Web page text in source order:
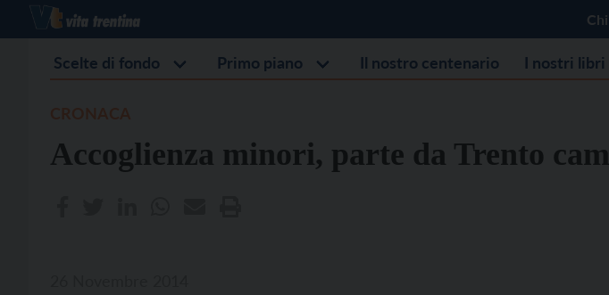
Scelte di fondo Primo piano Il nostro centenario I nostri libri
Accoglienza minori, parte da Trento